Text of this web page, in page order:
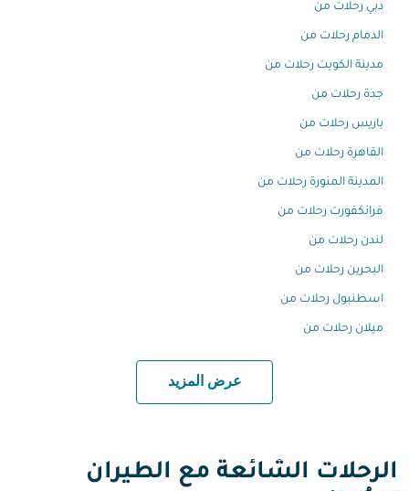
دبي رحلات من
الدمام رحلات من
مدينة الكويت رحلات من
جدة رحلات من
باريس رحلات من
القاهرة رحلات من
المدينة المنورة رحلات من
فرانكفورت رحلات من
لندن رحلات من
البحرين رحلات من
اسطنبول رحلات من
ميلان رحلات من
عرض المزيد
الرحلات الشائعة مع الطيران